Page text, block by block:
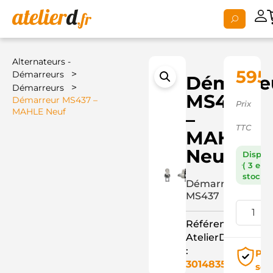
Alternateurs -
Démarreurs
>
Démarreurs >
Démarreur MS437 –
MAHLE Neuf
MS437
–
MAHLE
Neuf
Démarreur
MS437
Référence
AtelierD
:
3014835
Prix
TTC
( 3 en
stock )